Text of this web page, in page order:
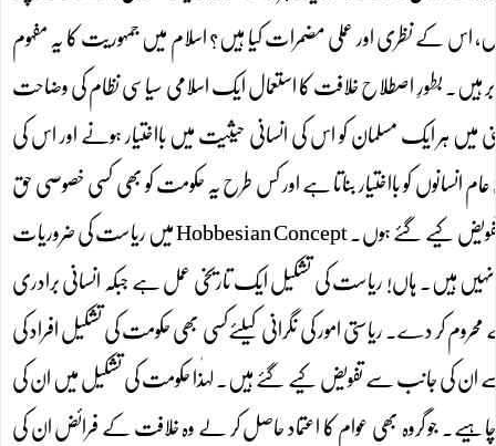
کے نظری اور عملی مضمرات کیا ہیں؟ اسلام میں جمہوریت کا یہ مفہوم
ہیں۔ بطورِ اصطلاح خلافت کا استعمال ایک اسلامی سیاسی نظام کی وضاحت
میں ہر ایک مسلمان کو اس کی انسانی حیثیت میں بااختیار ہونے اور اس کی
کو بااختیار بناتا ہے اور کس طرح یہ حکومت کو بھی کسی خصوصی حق
سے لطف اندوز ہونے کی اجازت نہیں دیتا، سوائے ان حقوق کے جو اسے سیاسی برادری کی جانب تفویض کیے گئے ہوں۔ Hobbesian Concept میں ریاست کی ضروریات
نہیں ہیں۔ ہاں! ریاست کی تشکیل ایک تاریخی عمل ہے جبکہ انسانی برادری
کر دے۔ ریاستی امور کی نگرانی کیلئےکسی بھی حکومت کی تشکیل افراد کی
کی جانب سے تفویض کیے گئے ہیں۔ لہٰذا حکومت کی تشکیل میں ان کی
چاہیے۔ جو گروہ بھی عوام کا اعتماد حاصل کر لے وہ خلافت کے فرائض ان کی